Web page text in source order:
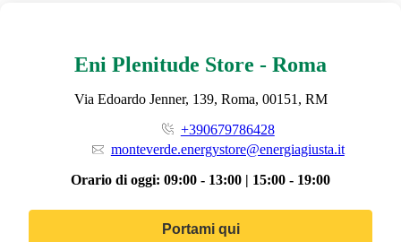
Eni Plenitude Store - Roma
Via Edoardo Jenner, 139, Roma, 00151, RM
+390679786428
monteverde.energystore@energiagiusta.it
Orario di oggi: 09:00 - 13:00 | 15:00 - 19:00
Portami qui